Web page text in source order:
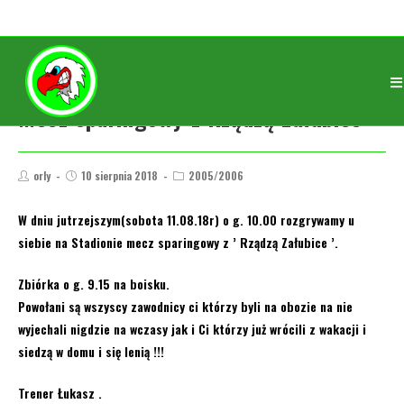
Mecz sparingowy z Rządzą Załubice
orly 10 sierpnia 2018 2005/2006
W dniu jutrzejszym(sobota 11.08.18r) o g. 10.00 rozgrywamy u
siebie na Stadionie mecz sparingowy z ’ Rządzą Załubice ’.
Zbiórka o g. 9.15 na boisku.
Powołani są wszyscy zawodnicy ci którzy byli na obozie na nie
wyjechali nigdzie na wczasy jak i Ci którzy już wrócili z wakacji i
siedzą w domu i się lenią !!!
Trener Łukasz .